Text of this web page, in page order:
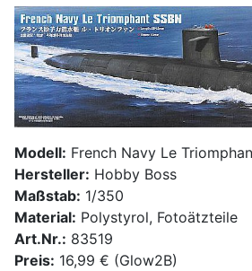
Modell: French Navy Le
Hersteller: Hobby Boss
Maßstab: 1/350
Material: Polystyrol, Fotoätzteile
Art.Nr.: 83519
Preis: 16,99 € (Glow2B)